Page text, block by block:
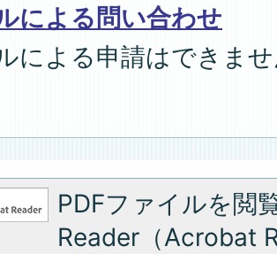
による問い合わせ
による申請はできま
PDFファイルを閲
Reader（Acrobat